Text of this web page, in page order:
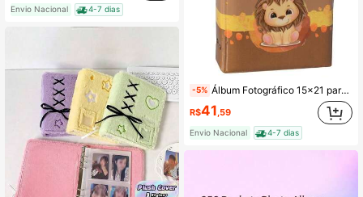
Envio Nacional 4-7 dias
-5% Álbum Fotográfico 15x21 para 100 Fotos REI LEÃO Bebê Infantil
R$41,59
Envio Nacional 4-7 dias